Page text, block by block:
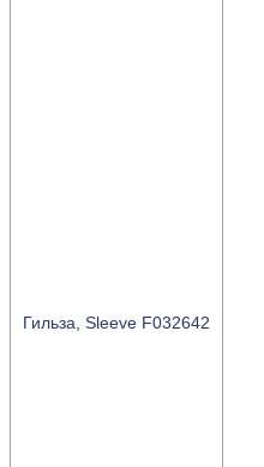
Гильза, Sleeve F032642